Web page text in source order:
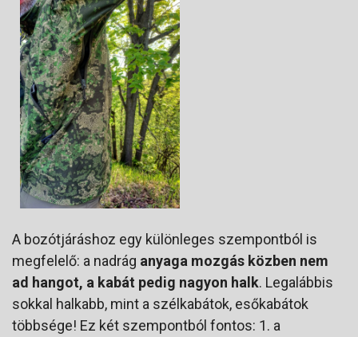
A bozótjáráshoz egy különleges szempontból is
megfelelő: a nadrág anyaga mozgás közben nem
ad hangot, a kabát pedig nagyon halk. Legalábbis
sokkal halkabb, mint a szélkabátok, esőkabátok
többsége! Ez két szempontból fontos: 1. a